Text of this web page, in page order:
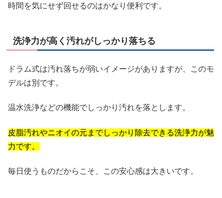
時間を気にせず回せるのはかなり便利です。
洗浄力が高く汚れがしっかり落ちる
ドラム式は汚れ落ちが弱いイメージがありますが、このモ
デルは別です。
温水洗浄などの機能でしっかり汚れを落とします。
皮脂汚れやニオイの元までしっかり除去できる洗浄力が魅
力です。
毎日使うものだからこそ、この安心感は大きいです。